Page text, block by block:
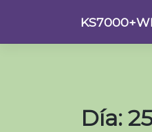
contenido
Día: